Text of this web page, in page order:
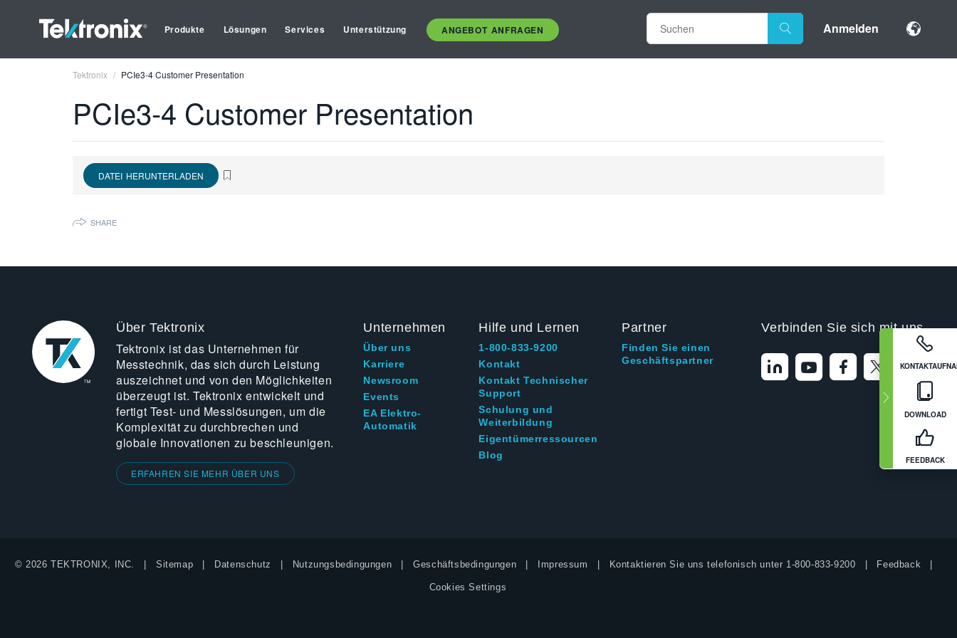
Produkte Lösungen Services Unterstützung ANGEBOT ANFRAGEN Anmelden
DOWNLOAD
FEEDBACK
Tektronix PCIe3-4 Customer Presentation
PCIe3-4 Customer Presentation
DATEI HERUNTERLADEN
SHARE
Über Tektronix
Tektronix ist das Unternehmen für
Messtechnik, das sich durch Leistung
auszeichnet und von den Möglichkeiten
überzeugt ist. Tektronix entwickelt und
fertigt Test- und Messlösungen, um die
Komplexität zu durchbrechen und
globale Innovationen zu beschleunigen.
ERFAHREN SIE MEHR ÜBER UNS
Unternehmen
Über uns
Karriere
Newsroom
Events
EA Elektro-
Automatik
Hilfe und Lernen
1-800-833-9200
Kontakt
Kontakt Technischer
Support
Schulung und
Weiterbildung
Eigentümerressourcen
Blog
Partner
Finden Sie einen
Geschäftspartner
Verbinden Sie sich mit uns
© 2026 TEKTRONIX, INC. Sitemap Datenschutz Nutzungsbedingungen Geschäftsbedingungen Impressum Kontaktieren Sie uns telefonisch unter 1-800-833-9200 Feedback
Cookies Settings